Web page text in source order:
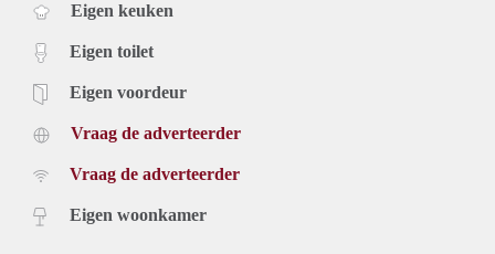
Eigen keuken
Eigen toilet
Eigen voordeur
Vraag de adverteerder
Vraag de adverteerder
Eigen woonkamer